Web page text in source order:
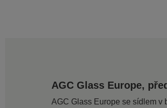
AGC Glass Europe,
AGC Glass Europe se sídlem v